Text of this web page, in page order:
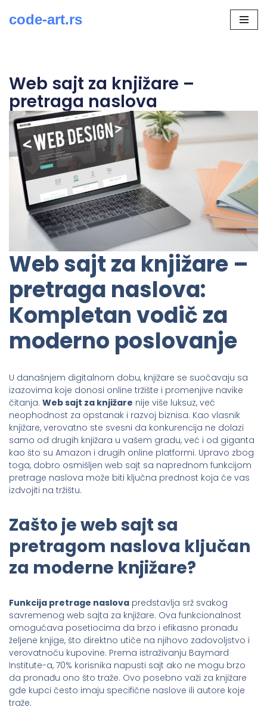
code-art.rs
Web sajt za knjižare –
pretraga naslova
Web sajt za knjižare –
pretraga naslova:
Kompletan vodič za
moderno poslovanje
U današnjem digitalnom dobu, knjižare se suočavaju sa
izazovima koje donosi online tržište i promenjive navike
čitanja. Web sajt za knjižare nije više luksuz, već
neophodnost za opstanak i razvoj biznisa. Kao vlasnik
knjižare, verovatno ste svesni da konkurencija ne dolazi
samo od drugih knjižara u vašem gradu, već i od giganta
kao što su Amazon i drugih online platformi. Upravo zbog
toga, dobro osmišljen web sajt sa naprednom funkcijom
pretrage naslova može biti ključna prednost koja će vas
izdvojiti na tržištu.
Zašto je web sajt sa
pretragom naslova ključan
za moderne knjižare?
Funkcija pretrage naslova predstavlja srž svakog
savremenog web sajta za knjižare. Ova funkcionalnost
omogućava posetiocima da brzo i efikasno pronađu
željene knjige, što direktno utiče na njihovo zadovoljstvo i
verovatnoću kupovine. Prema istraživanju Baymard
Institute-a, 70% korisnika napusti sajt ako ne mogu brzo
da pronađu ono što traže. Ovo posebno važi za knjižare
gde kupci često imaju specifične naslove ili autore koje
traže.